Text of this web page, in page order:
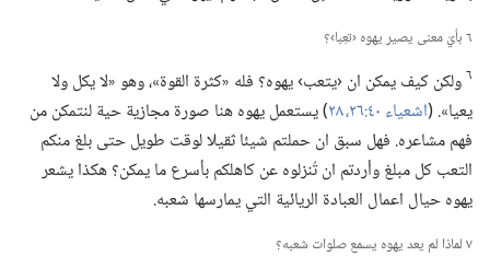
٦ بأيّ معنى يصير يهوه ‹تعِبا›؟‏
٦ولكن كيف يمكن ان ‹يتعب› يهوه؟‏ فله «كثرة القوة»،‏ وهو «لا يكل ولا
يعيا».‏ (‏اشعياء ٤٠:‏​٢٦،‏
‏)‏ يستعمل يهوه هنا صورة مجازية حية لنتمكن من
فهم مشاعره.‏ فهل سبق ان حملتم شيئا ثقيلا لوقت طويل حتى بلغ منكم
التعب كل مبلغ وأردتم ان تُنزلوه عن كاهلكم بأسرع ما يمكن؟‏ هكذا يشعر
يهوه حيال اعمال العبادة الريائية التي يمارسها شعبه.‏
٧ لماذا لم يعد يهوه يسمع صلوات شعبه؟‏